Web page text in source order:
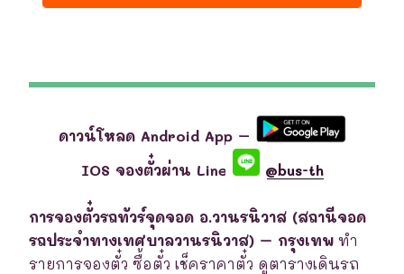
ดาวน์โหลด Android App –
IOS จองตั๋วผ่าน Line
@bus-th
การจองตั๋วรถทัวร์จุดจอด อ.วานรนิวาส (สถานีจอด
รถประจำทางเทศบาลวานรนิวาส) – กรุงเทพ ทำ
รายการจองตั๋ว ซื้อตั๋ว เช็คราคาตั๋ว ดูตารางเดินรถ